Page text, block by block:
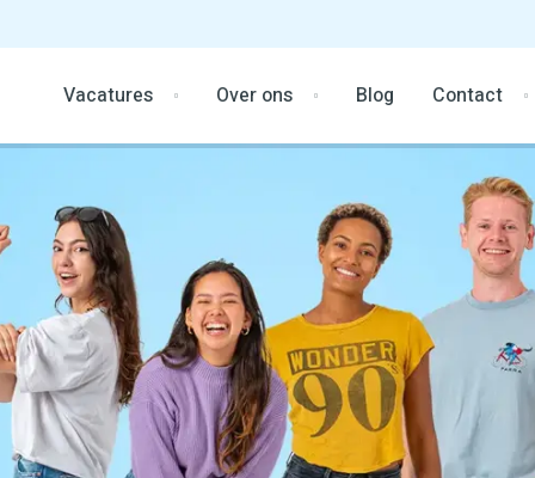
Vacatures Over ons Blog Contact